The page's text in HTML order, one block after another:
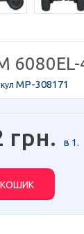
MP-308171
грн. в 1.
КОШИК